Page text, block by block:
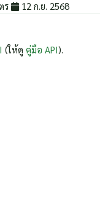
ร 12 ก.ย. 2568
(ให้ดู คู่มือ API).